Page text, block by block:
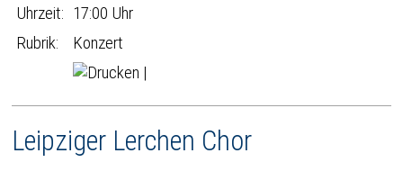
Uhrzeit: 17:00 Uhr
Rubrik:
Konzert
|
Leipziger Lerchen Chor